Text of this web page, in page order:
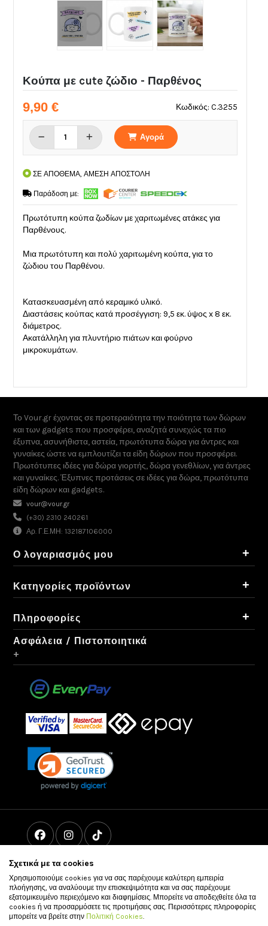
Κούπα με cute ζώδιο - Παρθένος
Κωδικός: C.3255
9,90 €
Αγορά
ΣΕ ΑΠΟΘΕΜΑ, ΑΜΕΣΗ ΑΠΟΣΤΟΛΗ
Παράδοση με:
Πρωτότυπη κούπα ζωδίων με χαριτωμένες ατάκες για
Παρθένους.
Μια πρωτότυπη και πολύ χαριτωμένη κούπα, για το
ζώδιου του Παρθένου.
Κατασκευασμένη από κεραμικό υλικό.
Διαστάσεις κούπας κατά προσέγγιση: 9,5 εκ. ύψος x 8 εκ.
διάμετρος.
Ακατάλληλη για πλυντήριο πιάτων και φούρνο
μικροκυμάτων.
Το Vour.gr έχοντας σε προτεραιότητα την ποιότητα των δώρων
και των gadgets που προσφέρει, αναζητά συνεχώς τα πιο
έξυπνα, ασυνήθιστα, αστεία, πρωτότυπα δώρα για άντρες και
γυναίκες ώστε να εμπλουτίζει τα είδη δώρων που προσφέρει.
Πρωτότυπες ιδέες για δώρα γιορτής, δώρα γενεθλίων, για άντρες
και γυναίκες. Έξυπνες προτάσεις σε ιδέες για δώρα, πρωτότυπα
είδη δώρων και gadgets.
vour@vour.gr
(+30) 2310 240261
Αρ. Γ.Ε.ΜΗ: 132187106000
Ο λογαριασμός μου +
Κατηγορίες προϊόντων +
Πληροφορίες +
Ασφάλεια / Πιστοποιητικά
+
Σχετικά με τα cookies
Χρησιμοποιούμε cookies για να σας παρέχουμε καλύτερη εμπειρία
πλοήγησης, να αναλύουμε την επισκεψιμότητα και να σας παρέχουμε
εξατομικευμένο περιεχόμενο και διαφημίσεις. Μπορείτε να αποδεχθείτε όλα τα
cookies ή να προσαρμόσετε τις προτιμήσεις σας. Περισσότερες πληροφορίες
μπορείτε να βρείτε στην Πολιτική Cookies.